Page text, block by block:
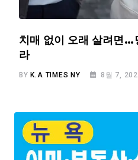
치매 없이 오래 살려면…
라
BYK.A TIMES NY 8월 7,